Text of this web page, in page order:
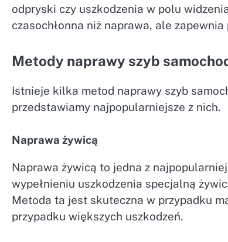
odpryski czy uszkodzenia w polu
czasochłonna niż naprawa, ale
Metody naprawy szyb
Istnieje kilka metod naprawy szyb
przedstawiamy najpopularniejsze z nich.
Naprawa żywicą
Naprawa żywicą to jedna z
wypełnieniu uszkodzenia specjalną
Metoda ta jest skuteczna w przypadku
przypadku większych uszkodzeń.